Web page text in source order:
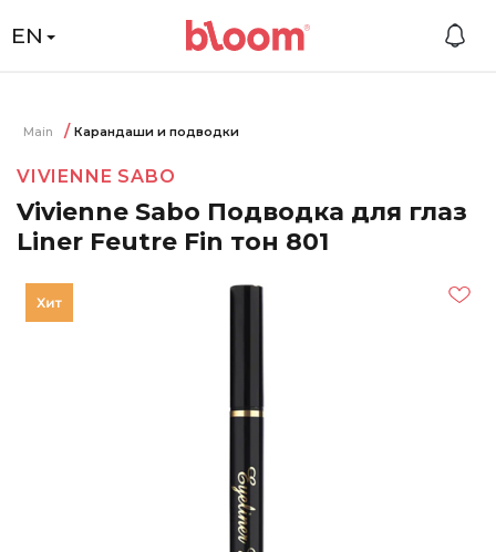
EN
Main Карандаши и подводки
VIVIENNE SABO
Vivienne Sabo Подводка для глаз
Liner Feutre Fin тон 801